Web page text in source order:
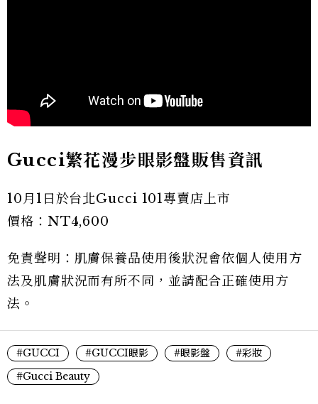
Gucci繁花漫步眼影盤販售資訊
10月1日於台北Gucci 101專賣店上市
價格：NT4,600
免責聲明：肌膚保養品使用後狀況會依個人使用方
法及肌膚狀況而有所不同，並請配合正確使用方
法。
#GUCCI #GUCCI眼影 #眼影盤
#彩妝
#Gucci Beauty